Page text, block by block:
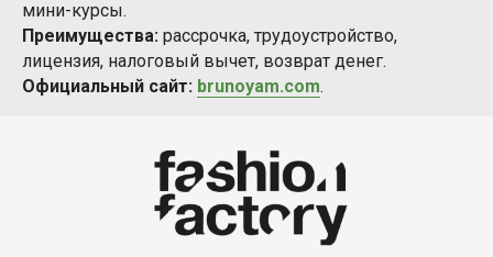
мини-курсы.
Преимущества: рассрочка, трудоустройство,
лицензия, налоговый вычет, возврат денег.
Официальный сайт: brunoyam.com.